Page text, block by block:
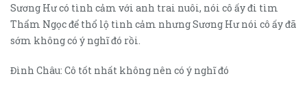
Sương Hư có tình cảm với anh trai nuôi, nói cô ấy đi tìm
Thẩm Ngọc để thổ lộ tình cảm nhưng Sương Hư nói cô ấy đã
sớm không có ý nghĩ đó rồi.
Đình Châu: Cô tốt nhất không nên có ý nghĩ đó